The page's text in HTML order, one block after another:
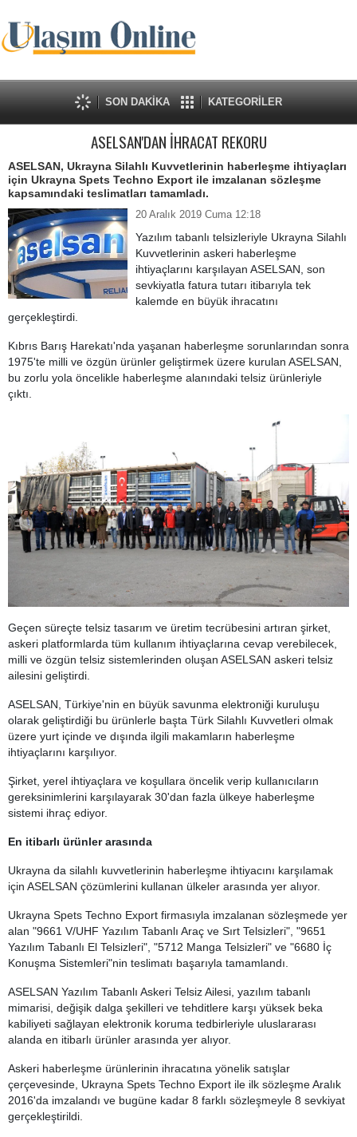
SON DAKİKA KATEGORİLER
ASELSAN'DAN İHRACAT REKORU
ASELSAN, Ukrayna Silahlı Kuvvetlerinin haberleşme ihtiyaçları
için Ukrayna Spets Techno Export ile imzalanan sözleşme
kapsamındaki teslimatları tamamladı.
20 Aralık 2019 Cuma 12:18
Yazılım tabanlı telsizleriyle Ukrayna Silahlı
Kuvvetlerinin askeri haberleşme
ihtiyaçlarını karşılayan ASELSAN, son
sevkiyatla fatura tutarı itibarıyla tek
kalemde en büyük ihracatını
gerçekleştirdi.
Kıbrıs Barış Harekatı'nda yaşanan haberleşme sorunlarından sonra
1975'te milli ve özgün ürünler geliştirmek üzere kurulan ASELSAN,
bu zorlu yola öncelikle haberleşme alanındaki telsiz ürünleriyle
çıktı.
Geçen süreçte telsiz tasarım ve üretim tecrübesini artıran şirket,
askeri platformlarda tüm kullanım ihtiyaçlarına cevap verebilecek,
milli ve özgün telsiz sistemlerinden oluşan ASELSAN askeri telsiz
ailesini geliştirdi.
ASELSAN, Türkiye'nin en büyük savunma elektroniği kuruluşu
olarak geliştirdiği bu ürünlerle başta Türk Silahlı Kuvvetleri olmak
üzere yurt içinde ve dışında ilgili makamların haberleşme
ihtiyaçlarını karşılıyor.
Şirket, yerel ihtiyaçlara ve koşullara öncelik verip kullanıcıların
gereksinimlerini karşılayarak 30'dan fazla ülkeye haberleşme
sistemi ihraç ediyor.
En itibarlı ürünler arasında
Ukrayna da silahlı kuvvetlerinin haberleşme ihtiyacını karşılamak
için ASELSAN çözümlerini kullanan ülkeler arasında yer alıyor.
Ukrayna Spets Techno Export firmasıyla imzalanan sözleşmede yer
alan "9661 V/UHF Yazılım Tabanlı Araç ve Sırt Telsizleri", "9651
Yazılım Tabanlı El Telsizleri", "5712 Manga Telsizleri" ve "6680 İç
Konuşma Sistemleri"nin teslimatı başarıyla tamamlandı.
ASELSAN Yazılım Tabanlı Askeri Telsiz Ailesi, yazılım tabanlı
mimarisi, değişik dalga şekilleri ve tehditlere karşı yüksek beka
kabiliyeti sağlayan elektronik koruma tedbirleriyle uluslararası
alanda en itibarlı ürünler arasında yer alıyor.
Askeri haberleşme ürünlerinin ihracatına yönelik satışlar
çerçevesinde, Ukrayna Spets Techno Export ile ilk sözleşme Aralık
2016'da imzalandı ve bugüne kadar 8 farklı sözleşmeyle 8 sevkiyat
gerçekleştirildi.